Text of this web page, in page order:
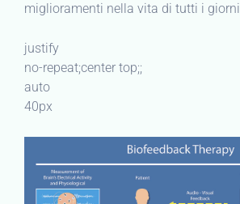
miglioramenti nella vita di tutti i giorni
justify
no-repeat;center top;;
auto
40px